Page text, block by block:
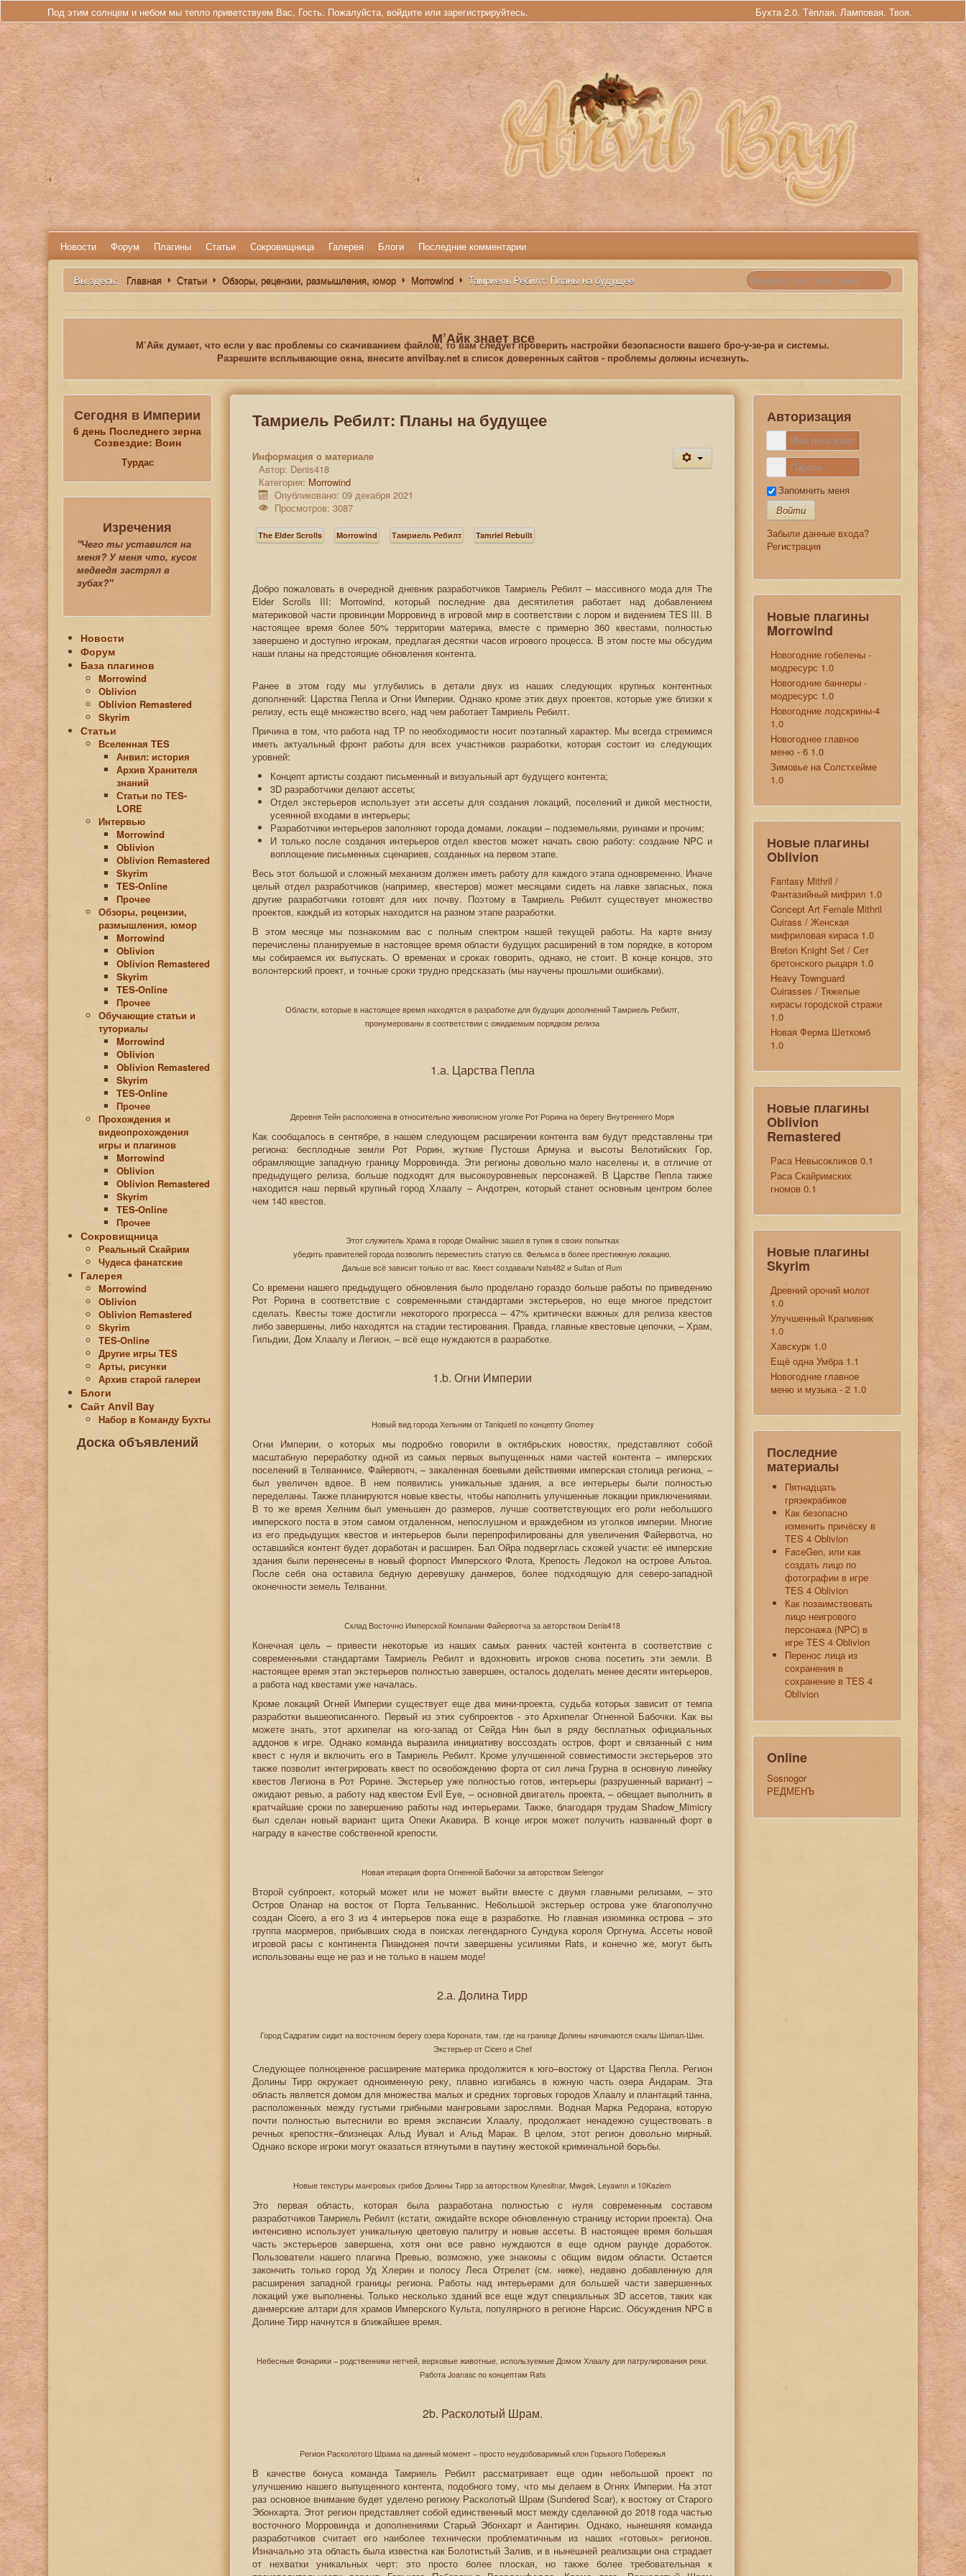
Под этим солнцем и небом мы тепло приветствуем Вас, Гость. Пожалуйста, войдите или зарегистрируйтесь. Бухта 2.0. Тёплая. Ламповая. Твоя.
Новости Форум Плагины Статьи Сокровищница Галерея Блоги Последние комментарии
Вы здесь: Главная Статьи Обзоры, рецензии, размышления, юмор Morrowind Тамриель Ребилт: Планы на будущее
М’Айк знает все
М’Айк думает, что если у вас проблемы со скачиванием файлов, то вам следует проверить настройки безопасности вашего бро-у-зе-ра и системы.
Разрешите всплывающие окна, внесите anvilbay.net в список доверенных сайтов - проблемы должны исчезнуть.
Сегодня в Империи
6 день Последнего зерна
Созвездие: Воин
Турдас
Изречения
"Чего ты уставился на
меня? У меня что, кусок
медведя застрял в
зубах?"
Новости
Форум
База плагинов
Morrowind
Oblivion
Oblivion Remastered
Skyrim
Статьи
Вселенная TES
Анвил: история
Архив Хранителя
знаний
Статьи по ТЕS-
LORE
Интервью
Morrowind
Oblivion
Oblivion Remastered
Skyrim
TES-Online
Прочее
Обзоры, рецензии,
размышления, юмор
Morrowind
Oblivion
Oblivion Remastered
Skyrim
TES-Online
Прочее
Обучающие статьи и
туториалы
Morrowind
Oblivion
Oblivion Remastered
Skyrim
TES-Online
Прочее
Прохождения и
видеопрохождения
игры и плагинов
Morrowind
Oblivion
Oblivion Remastered
Skyrim
TES-Online
Прочее
Сокровищница
Реальный Скайрим
Чудеса фанатские
Галерея
Morrowind
Oblivion
Oblivion Remastered
Skyrim
TES-Online
Другие игры TES
Арты, рисунки
Архив старой галереи
Блоги
Сайт Аnvil Вay
Набор в Команду Бухты
Доска объявлений
Тамриель Ребилт: Планы на будущее
Информация о материале
Автор: Denis418
Категория: Morrowind
Опубликовано: 09 декабря 2021
Просмотров: 3087
The Elder Scrolls Morrowind Тамриель Ребилт Tamriel Rebuilt
Добро пожаловать в очередной дневник разработчиков Тамриель Ребилт – массивного мода для The
Elder Scrolls III: Morrowind, который последние два десятилетия работает над добавлением
материковой части провинции Морровинд в игровой мир в соответствии с лором и видением ТЕS III. В
настоящее время более 50% территории материка, вместе с примерно 360 квестами, полностью
завершено и доступно игрокам, предлагая десятки часов игрового процесса. В этом посте мы обсудим
наши планы на предстоящие обновления контента.
Ранее в этом году мы углубились в детали двух из наших следующих крупных контентных
дополнений: Царства Пепла и Огни Империи. Однако кроме этих двух проектов, которые уже близки к
релизу, есть ещё множество всего, над чем работает Тамриель Ребилт.
Причина в том, что работа над ТР по необходимости носит поэтапный характер. Мы всегда стремимся
иметь актуальный фронт работы для всех участников разработки, которая состоит из следующих
уровней:
Концепт артисты создают письменный и визуальный арт будущего контента;
3D разработчики делают ассеты;
Отдел экстерьеров использует эти ассеты для создания локаций, поселений и дикой местности,
усеянной входами в интерьеры;
Разработчики интерьеров заполняют города домами, локации – подземельями, руинами и прочим;
И только после создания интерьеров отдел квестов может начать свою работу: создание NPC и
воплощение письменных сценариев, созданных на первом этапе.
Весь этот большой и сложный механизм должен иметь работу для каждого этапа одновременно. Иначе
целый отдел разработчиков (например, квестеров) может месяцами сидеть на лавке запасных, пока
другие разработчики готовят для них почву. Поэтому в Тамриель Ребилт существует множество
проектов, каждый из которых находится на разном этапе разработки.
В этом месяце мы познакомим вас с полным спектром нашей текущей работы. На карте внизу
перечислены планируемые в настоящее время области будущих расширений в том порядке, в котором
мы собираемся их выпускать. О временах и сроках говорить, однако, не стоит. В конце концов, это
волонтерский проект, и точные сроки трудно предсказать (мы научены прошлыми ошибками).
Области, которые в настоящее время находятся в разработке для будущих дополнений Тамриель Ребилт,
пронумерованы в соответствии с ожидаемым порядком релиза
1.а. Царства Пепла
Деревня Тейн расположена в относительно живописном уголке Рот Рорина на берегу Внутреннего Моря
Как сообщалось в сентябре, в нашем следующем расширении контента вам будут представлены три
региона: бесплодные земли Рот Рорин, жуткие Пустоши Армуна и высоты Велотийских Гор,
обрамляющие западную границу Морровинда. Эти регионы довольно мало населены и, в отличие от
предыдущего релиза, больше подходят для высокоуровневых персонажей. В Царстве Пепла также
находится наш первый крупный город Хлаалу – Андотрен, который станет основным центром более
чем 140 квестов.
Этот служитель Храма в городе Омайнис зашел в тупик в своих попытках
убедить правителей города позволить переместить статую св. Фельмса в более престижную локацию.
Дальше всё зависит только от вас. Квест создавали Nats482 и Sultan of Rum
Со времени нашего предыдущего обновления было проделано гораздо больше работы по приведению
Рот Рорина в соответствие с современными стандартами экстерьеров, но еще многое предстоит
сделать. Квесты тоже достигли некоторого прогресса – 47% критически важных для релиза квестов
либо завершены, либо находятся на стадии тестирования. Правда, главные квестовые цепочки, – Храм,
Гильдии, Дом Хлаалу и Легион, – всё еще нуждаются в разработке.
1.b. Огни Империи
Новый вид города Хельним от Taniquetil по концепту Gnomey
Огни Империи, о которых мы подробно говорили в октябрьских новостях, представляют собой
масштабную переработку одной из самых первых выпущенных нами частей контента – имперских
поселений в Телваннисе. Файервотч, – закаленная боевыми действиями имперская столица региона, –
был увеличен вдвое. В нем появились уникальные здания, а все интерьеры были полностью
переделаны. Также планируются новые квесты, чтобы наполнить улучшенные локации приключениями.
В то же время Хелним был уменьшен до размеров, лучше соответствующих его роли небольшого
имперского поста в этом самом отдаленном, непослушном и враждебном из уголков империи. Многие
из его предыдущих квестов и интерьеров были перепрофилированы для увеличения Файервотча, но
оставшийся контент будет доработан и расширен. Бал Ойра подверглась схожей участи: её имперские
здания были перенесены в новый форпост Имперского Флота, Крепость Ледокол на острове Альтоа.
После себя она оставила бедную деревушку данмеров, более подходящую для северо-западной
оконечности земель Телванни.
Склад Восточно Имперской Компании Файервотча за авторством Denis418
Конечная цель – привести некоторые из наших самых ранних частей контента в соответствие с
современными стандартами Тамриель Ребилт и вдохновить игроков снова посетить эти земли. В
настоящее время этап экстерьеров полностью завершен, осталось доделать менее десяти интерьеров,
а работа над квестами уже началась.
Кроме локаций Огней Империи существует еще два мини-проекта, судьба которых зависит от темпа
разработки вышеописанного. Первый из этих субпроектов - это Архипелаг Огненной Бабочки. Как вы
можете знать, этот архипелаг на юго-запад от Сейда Нин был в ряду бесплатных официальных
аддонов к игре. Однако команда выразила инициативу воссоздать остров, форт и связанный с ним
квест с нуля и включить его в Тамриель Ребилт. Кроме улучшенной совместимости экстерьеров это
также позволит интегрировать квест по освобождению форта от сил лича Грурна в основную линейку
квестов Легиона в Рот Рорине. Экстерьер уже полностью готов, интерьеры (разрушенный вариант) –
ожидают ревью, а работу над квестом Evil Eye, – основной двигатель проекта, – обещает выполнить в
кратчайшие сроки по завершению работы над интерьерами. Также, благодаря трудам Shadow_Mimicry
был сделан новый вариант щита Опеки Акавира. В конце игрок может получить названный форт в
награду в качестве собственной крепости.
Новая итерация форта Огненной Бабочки за авторством Selengor
Второй субпроект, который может или не может выйти вместе с двумя главными релизами, – это
Остров Оланар на восток от Порта Тельваннис. Небольшой экстерьер острова уже благополучно
создан Cicero, а его 3 из 4 интерьеров пока еще в разработке. Но главная изюминка острова – это
группа маормеров, прибывших сюда в поисках легендарного Сундука короля Оргнума. Ассеты новой
игровой расы с континента Пиандонея почти завершены усилиями Rats, и конечно же, могут быть
использованы еще не раз и не только в нашем моде!
2.а. Долина Тирр
Город Садратим сидит на восточном берегу озера Коронати, там, где на границе Долины начинаются скалы Шипал-Шин.
Экстерьер от Cicero и Chef
Следующее полноценное расширение материка продолжится к юго–востоку от Царства Пепла. Регион
Долины Тирр окружает одноименную реку, плавно изгибаясь в южную часть озера Андарам. Эта
область является домом для множества малых и средних торговых городов Хлаалу и плантаций танна,
расположенных между густыми грибными мангровыми зарослями. Водная Марка Редорана, которую
почти полностью вытеснили во время экспансии Хлаалу, продолжает ненадежно существовать в
речных крепостях–близнецах Альд Иувал и Альд Марак. В целом, этот регион довольно мирный.
Однако вскоре игроки могут оказаться втянутыми в паутину жестокой криминальной борьбы.
Новые текстуры мангровых грибов Долины Тирр за авторством Kynesifnar, Mwgek, Leyawnn и 10Kaziem
Это первая область, которая была разработана полностью с нуля современным составом
разработчиков Тамриель Ребилт (кстати, ожидайте вскоре обновленную страницу истории проекта). Она
интенсивно использует уникальную цветовую палитру и новые ассеты. В настоящее время большая
часть экстерьеров завершена, хотя они все равно нуждаются в еще одном раунде доработок.
Пользователи нашего плагина Превью, возможно, уже знакомы с общим видом области. Остается
закончить только город Уд Хлерин и полосу Леса Отрелет (см. ниже), недавно добавленную для
расширения западной границы региона. Работы над интерьерами для большей части завершенных
локаций уже выполнены. Только несколько зданий все еще ждут специальных 3D ассетов, таких как
данмерские алтари для храмов Имперского Культа, популярного в регионе Нарсис. Обсуждения NPC в
Долине Тирр начнутся в ближайшее время.
Небесные Фонарики – родственники нетчей, верховые животные, используемые Домом Хлаалу для патрулирования реки.
Работа Joanasc по концептам Rats
2b. Расколотый Шрам.
Регион Расколотого Шрама на данный момент – просто неудобоваримый клон Горького Побережья
В качестве бонуса команда Тамриель Ребилт рассматривает еще один небольшой проект по
улучшению нашего выпущенного контента, подобного тому, что мы делаем в Огнях Империи. На этот
раз основное внимание будет уделено региону Расколотый Шрам (Sundered Scar), к востоку от Старого
Эбонхарта. Этот регион представляет собой единственный мост между сделанной до 2018 года частью
восточного Морровинда и дополнениями Старый Эбонхарт и Аантирин. Однако, нынешняя команда
разработчиков считает его наиболее технически проблематичным из наших «готовых» регионов.
Изначально эта область была известна как Болотистый Залив, и в нынешней реализации она страдает
от нехватки уникальных черт: это просто более плоская, но также более требовательная к
Авторизация
Запомнить меня
Войти
Забыли данные входа?
Регистрация
Новые плагины
Morrowind
Новогодние гобелены -
модресурс 1.0
Новогодние баннеры -
модресурс 1.0
Новогодние лодскрины-4
1.0
Новогоднее главное
меню - 6 1.0
Зимовье на Солстхейме
1.0
Новые плагины
Oblivion
Fantasy Mithril /
Фантазийный мифрил 1.0
Concept Art Female Mithril
Cuirass / Женская
мифриловая кираса 1.0
Breton Knight Set / Сет
бретонского рыцаря 1.0
Heavy Townguard
Cuirasses / Тяжелые
кирасы городской стражи
1.0
Новая Ферма Шеткомб
1.0
Новые плагины
Oblivion
Remastered
Раса Невысокликов 0.1
Раса Скайримских
гномов 0.1
Новые плагины
Skyrim
Древний орочий молот
1.0
Улучшенный Крапивник
1.0
Хавскурк 1.0
Ещё одна Умбра 1.1
Новогодние главное
меню и музыка - 2 1.0
Последние
материалы
Пятнадцать
грязекрабиков
Как безопасно
изменить причёску в
TES 4 Oblivion
FaceGen, или как
создать лицо по
фотографии в игре
TES 4 Oblivion
Как позаимствовать
лицо неигрового
персонажа (NPC) в
игре TES 4 Oblivion
Перенос лица из
сохранения в
сохранение в TES 4
Oblivion
Online
Sosnogor
РЕДМЕНЪ